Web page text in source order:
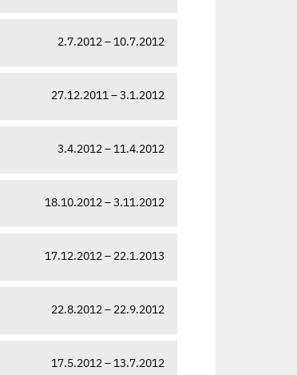
2.7.2012 – 10.7.2012
27.12.2011 – 3.1.2012
3.4.2012 – 11.4.2012
18.10.2012 – 3.11.2012
17.12.2012 – 22.1.2013
22.8.2012 – 22.9.2012
17.5.2012 – 13.7.2012